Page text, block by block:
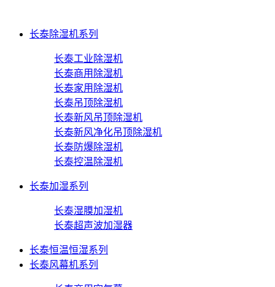
长泰除湿机系列
长泰工业除湿机
长泰商用除湿机
长泰家用除湿机
长泰吊顶除湿机
长泰新风吊顶除湿机
长泰新风净化吊顶除湿机
长泰防爆除湿机
长泰控温除湿机
长泰加湿系列
长泰湿膜加湿机
长泰超声波加湿器
长泰恒温恒湿系列
长泰风幕机系列